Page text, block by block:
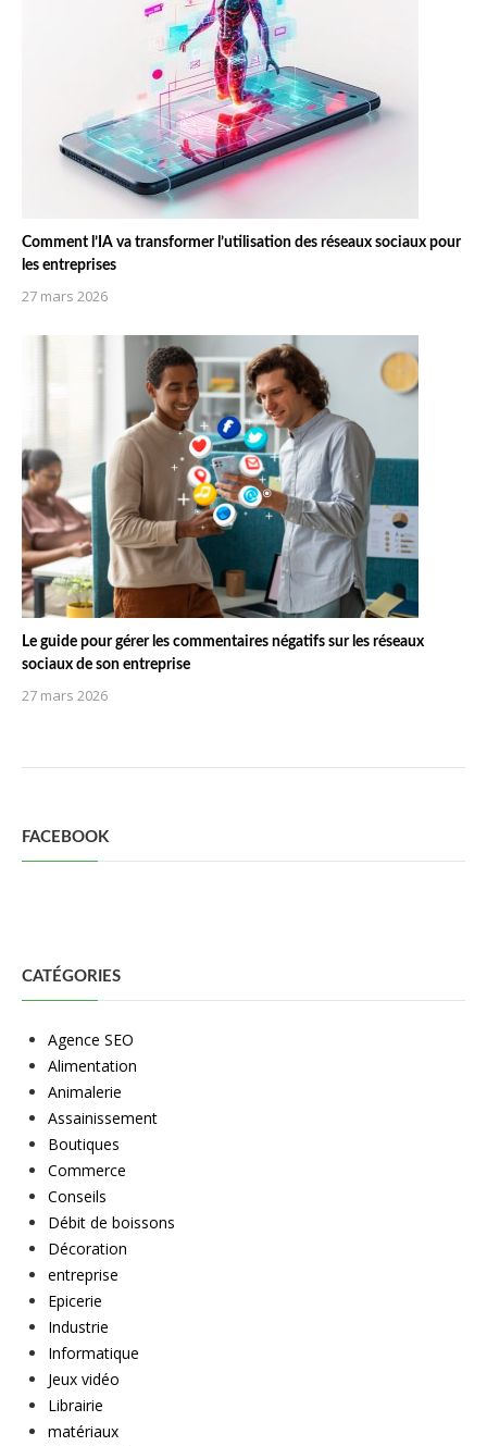
Comment l’IA va transformer l’utilisation des réseaux sociaux pour
les entreprises
27 mars 2026
Le guide pour gérer les commentaires négatifs sur les réseaux
sociaux de son entreprise
27 mars 2026
FACEBOOK
CATÉGORIES
Agence SEO
Alimentation
Animalerie
Assainissement
Boutiques
Commerce
Conseils
Débit de boissons
Décoration
entreprise
Epicerie
Industrie
Informatique
Jeux vidéo
Librairie
matériaux